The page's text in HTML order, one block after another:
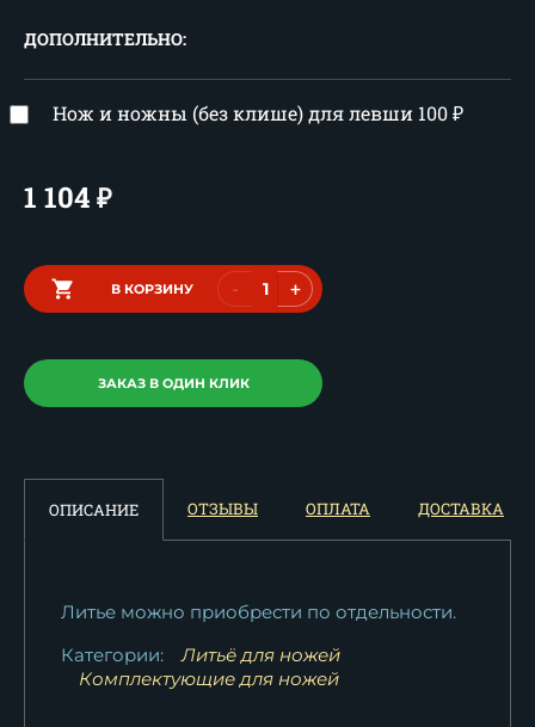
ДОПОЛНИТЕЛЬНО:
Нож и ножны (без клише) для левши 100₽
1 104 ₽
В КОРЗИНУ - +
ЗАКАЗ В ОДИН КЛИК
ОПИСАНИЕ ОТЗЫВЫ ОПЛАТА ДОСТАВКА
Литье можно приобрести по отдельности.
Категории:
Литьё для ножей
Комплектующие для ножей